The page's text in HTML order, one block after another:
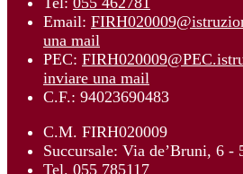
Email:
una mail
PEC:
inviare una mail
C.F.: 94023690483
C.M. FIRH020009
Succursale: Via de’Bruni, 6 -
Tel. 055 785117